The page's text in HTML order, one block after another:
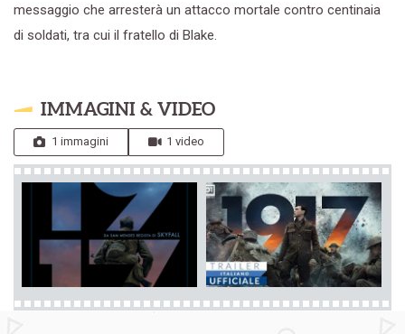
messaggio che arresterà un attacco mortale contro centinaia
di soldati, tra cui il fratello di Blake.
IMMAGINI & VIDEO
1 immagini 1 video